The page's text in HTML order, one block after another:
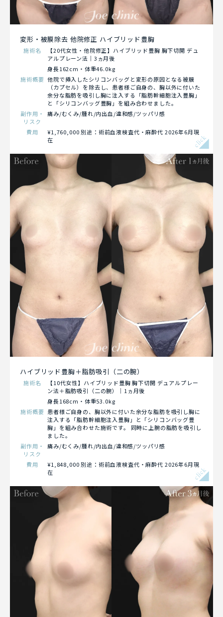
変形・被膜除去 他院修正 ハイブリッド豊胸
施術名
【20代女性・他院修正】ハイブリッド豊胸 胸下切開 デュ
アルプレーン法｜3ヵ月後
身長162cm・体重46.0kg
施術概要 他院で挿入したシリコンバッグと変形の原因となる被膜
（カプセル）を除去し、患者様ご自身の、胸以外に付いた
余分な脂肪を吸引し胸に注入する「脂肪幹細胞注入豊胸」
と「シリコンバッグ豊胸」を組み合わせました。
副作用・
リスク
痛み/むくみ/腫れ/内出血/違和感/ツッパリ感
費用
¥1,760,000 別途：術前血液検査代・麻酔代 2026年6月現
在
click
ハイブリッド豊胸＋脂肪吸引（二の腕）
施術名
【10代女性】ハイブリッド豊胸 胸下切開 デュアルプレー
ン法＋脂肪吸引（二の腕）｜1ヵ月後
身長168cm・体重53.0kg
施術概要 患者様ご自身の、胸以外に付いた余分な脂肪を吸引し胸に
注入する「脂肪幹細胞注入豊胸」と「シリコンバッグ豊
胸」を組み合わせた施術です。 同時に上腕の脂肪を吸引し
ました。
副作用・
リスク
痛み/むくみ/腫れ/内出血/違和感/ツッパリ感
費用
¥1,848,000 別途：術前血液検査代・麻酔代 2026年6月現
在
click